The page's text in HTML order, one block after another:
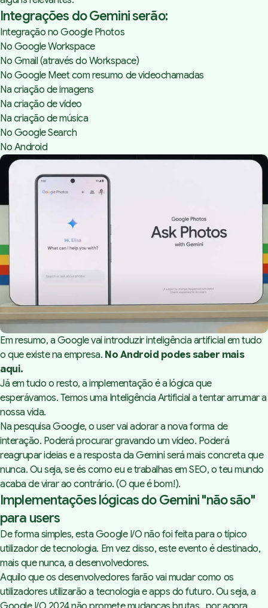
Integrações do Gemini serão:
Integração no Google Photos
No Google Workspace
No Gmail (através do Workspace)
No Google Meet com resumo de videochamadas
Na criação de imagens
Na criação de vídeo
Na criação de música
No Google Search
No Android
Em resumo, a Google vai introduzir inteligência artificial em tudo
o que existe na empresa. No Android podes saber mais
aqui.
Já em tudo o resto, a implementação é a lógica que
esperávamos. Temos uma Inteligência Artificial a tentar arrumar a
nossa vida.
Na pesquisa Google, o user vai adorar a nova forma de
interação. Poderá procurar gravando um vídeo. Poderá
reagrupar ideias e a resposta da Gemini será mais concreta que
nunca. Ou seja, se és como eu e trabalhas em SEO, o teu mundo
acaba de virar ao contrário. (O que é bom!).
Implementações lógicas do Gemini "não são"
para users
De forma simples, esta Google I/O não foi feita para o típico
utilizador de tecnologia. Em vez disso, este evento é destinado,
mais que nunca, a desenvolvedores.
Aquilo que os desenvolvedores farão vai mudar como os
utilizadores utilizarão a tecnologia e apps do futuro. Ou seja, a